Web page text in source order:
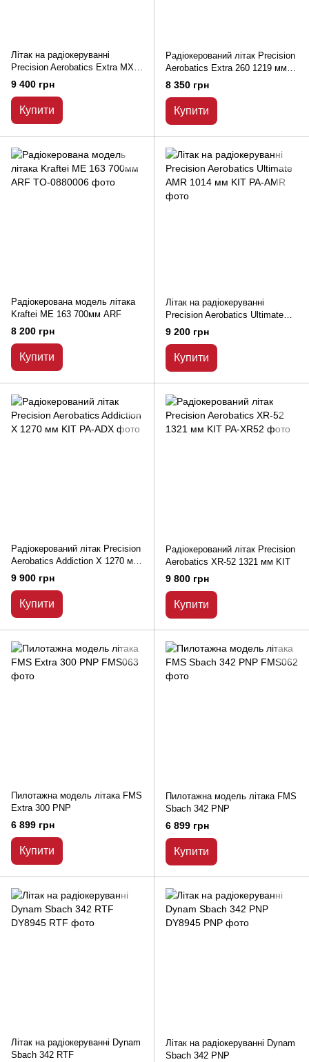
Літак на радіокеруванні
Precision Aerobatics Extra MX
1472 мм KIT
9 400 грн
Купити
Радіокерований літак Precision
Aerobatics Extra 260 1219 мм
KIT
8 350 грн
Купити
Радіокерована модель літака
Kraftei ME 163 700мм ARF
8 200 грн
Купити
Літак на радіокеруванні
Precision Aerobatics Ultimate
AMR 1014 мм KIT
9 200 грн
Купити
Радіокерований літак Precision
Aerobatics Addiction X 1270 мм
KIT
9 900 грн
Купити
Радіокерований літак Precision
Aerobatics XR-52 1321 мм KIT
9 800 грн
Купити
Пилотажна модель літака FMS
Extra 300 PNP
6 899 грн
Купити
Пилотажна модель літака FMS
Sbach 342 PNP
6 899 грн
Купити
Літак на радіокеруванні Dynam
Sbach 342 RTF
Літак на радіокеруванні Dynam
Sbach 342 PNP